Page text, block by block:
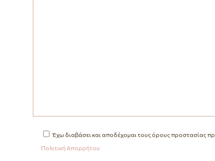
Έχω διαβάσει και αποδέχομαι τους όρους προστασίας
Πολιτική Απορρήτου